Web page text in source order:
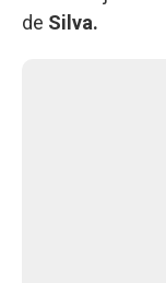
de Silva.